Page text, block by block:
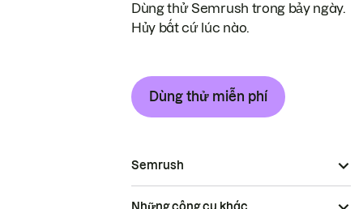
Dùng thử Semrush trong bảy ngày.
Hủy bất cứ lúc nào.
Dùng thử miễn phí
Semrush